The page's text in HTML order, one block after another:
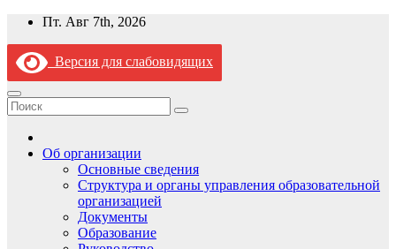
Перейти
содержимому
Пт. Авг 7th, 2026
Версия для слабовидящих
Об организации
Основные сведения
Структура и органы управления образовательной
организацией
Документы
Образование